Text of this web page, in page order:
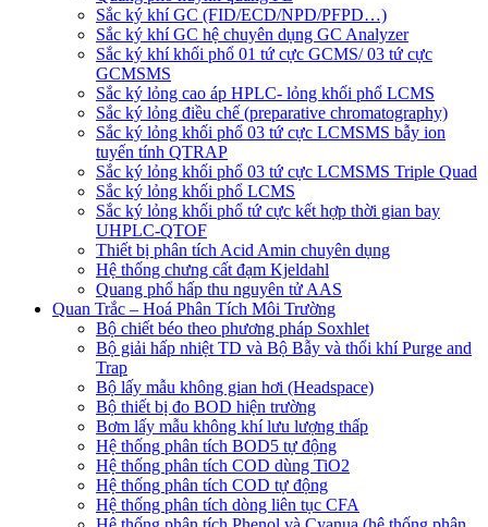
Sắc ký khí GC (FID/ECD/NPD/PFPD…)
Sắc ký khí GC hệ chuyên dụng GC Analyzer
Sắc ký khí khối phổ 01 tứ cực GCMS/ 03 tứ cực
GCMSMS
Sắc ký lỏng cao áp HPLC- lỏng khối phổ LCMS
Sắc ký lỏng điều chế (preparative chromatography)
Sắc ký lỏng khối phổ 03 tứ cực LCMSMS bẫy ion
tuyến tính QTRAP
Sắc ký lỏng khối phổ 03 tứ cực LCMSMS Triple Quad
Sắc ký lỏng khối phổ LCMS
Sắc ký lỏng khối phổ tứ cực kết hợp thời gian bay
UHPLC-QTOF
Thiết bị phân tích Acid Amin chuyên dụng
Hệ thống chưng cất đạm Kjeldahl
Quang phổ hấp thu nguyên tử AAS
Quan Trắc – Hoá Phân Tích Môi Trường
Bộ chiết béo theo phương pháp Soxhlet
Bộ giải hấp nhiệt TD và Bộ Bẫy và thổi khí Purge and
Trap
Bộ lấy mẫu không gian hơi (Headspace)
Bộ thiết bị đo BOD hiện trường
Bơm lấy mẫu không khí lưu lượng thấp
Hệ thống phân tích BOD5 tự động
Hệ thống phân tích COD dùng TiO2
Hệ thống phân tích COD tự động
Hệ thống phân tích dòng liên tục CFA